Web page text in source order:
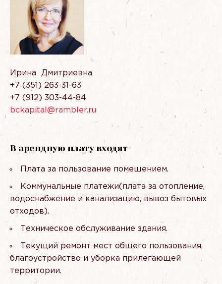
Ирина Дмитриевна
‭+7 (351) 263-31-63
‭‭‭+7 (912) 303-44-84‬
bckapital@rambler.ru
В арендную плату входят
Плата за пользование помещением.
Коммунальные платежи(плата за отопление,
водоснабжение и канализацию, вывоз бытовых
отходов).
Техническое обслуживание здания.
Текущий ремонт мест общего пользования,
благоустройство и уборка прилегающей
территории.